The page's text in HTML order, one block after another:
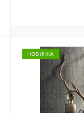
НОВИНКА